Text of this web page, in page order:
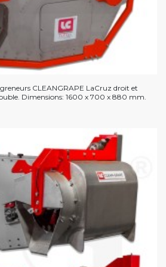
CLEANGRAPE LaCruz droit et
Dimensions: 1600 x 700 x 880 mm.